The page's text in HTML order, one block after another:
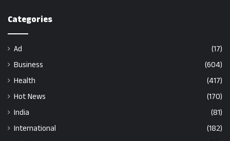
Categories
Ad
(17)
Business
(604)
Health
(417)
Hot News
(170)
India
(81)
International
(182)